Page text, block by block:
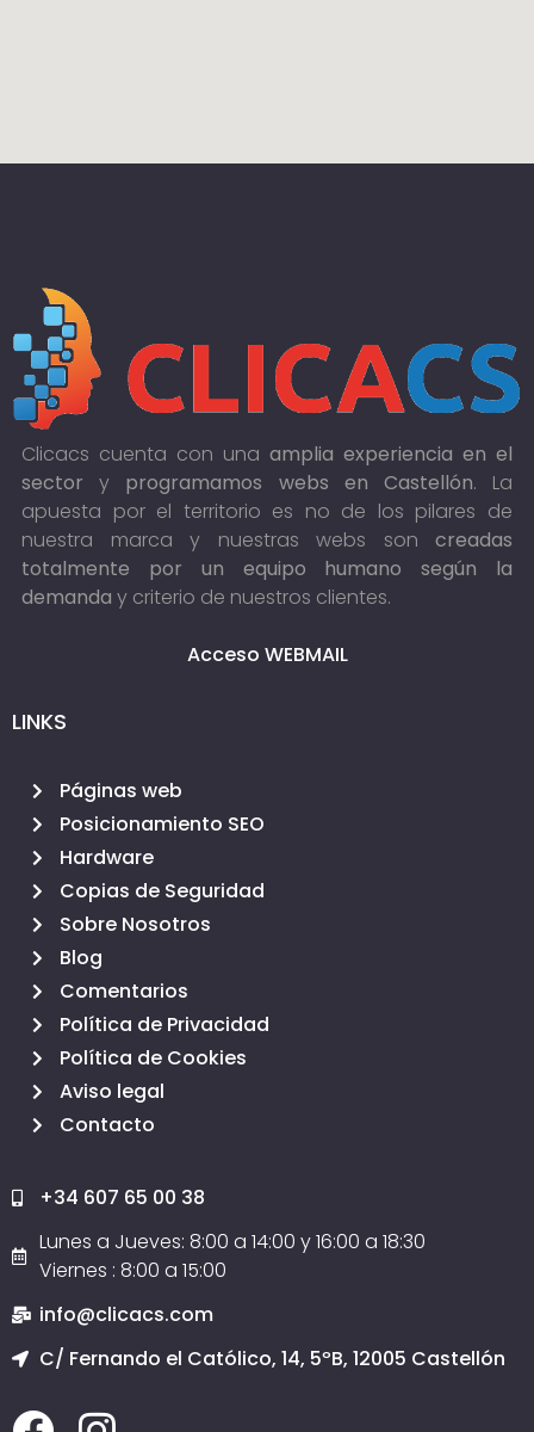
Clicacs cuenta con una amplia experiencia en el
sector y programamos webs en Castellón. La
apuesta por el territorio es no de los pilares de
nuestra marca y nuestras webs son creadas
totalmente por un equipo humano según la
demanda y criterio de nuestros clientes.
Acceso WEBMAIL
LINKS
Páginas web
Posicionamiento SEO
Hardware
Copias de Seguridad
Sobre Nosotros
Blog
Comentarios
Política de Privacidad
Política de Cookies
Aviso legal
Contacto
+34 607 65 00 38
Lunes a Jueves: 8:00 a 14:00 y 16:00 a 18:30
Viernes : 8:00 a 15:00
info@clicacs.com
C/ Fernando el Católico, 14, 5ºB, 12005 Castellón